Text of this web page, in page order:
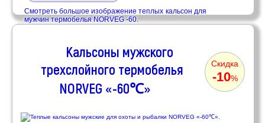
Кальсоны мужского
трехслойного термобелья
NORVEG «-60℃»
Скидка
-10%
Смотреть большое изображение теплых кальсон для
мужчин термобелья NORVEG -60.